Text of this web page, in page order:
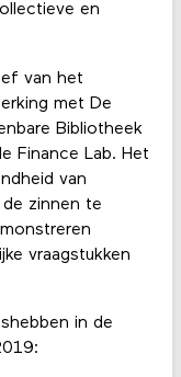
en
van het
met De
Bibliotheek
Finance Lab. Het
van
zinnen te
vraagstukken
in de